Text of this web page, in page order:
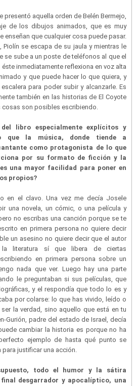
presentó aquella orden de Belén Bermejo,
de los dibujos animados, que es muy
enseñan que cualquier cosa puede pasar.
se escapa de su jaula y mientras le
se sube a un poste de teléfonos al que el
inmediatamente reflexiona en voz alta
y que puede hacer lo que quiera, y
para poder subir y alcanzarle. Es
también en las historias de El Coyote
cosas son posibles escribiendo.
libro especialmente explícitos y
que la música, donde tiende a
como protagonista de lo que
por su formato de ficción y la
una mayor facilidad para poner en
propios?
en el clavo. Una vez me decía Josele
una novela, un cómic, o una película y
no escribas una canción porque se te
en primera persona no quiere decir
un asesino no quiere decir que el autor
literatura sí que libera de ciertas
en primera persona sobre un
nada que ver. Luego hay una parte
le preguntaban si sus películas, que
y el respondía que todo lo es y
por colarse: lo que has vivido, leído o
la verdad, sino aquello que está en tu
Gurión, padre del estado de Israel, decía
cambiar la historia es porque no ha
ejemplo de hasta qué punto se
justificar una acción.
todo el humor y la sátira
final desgarrador y apocalíptico, una